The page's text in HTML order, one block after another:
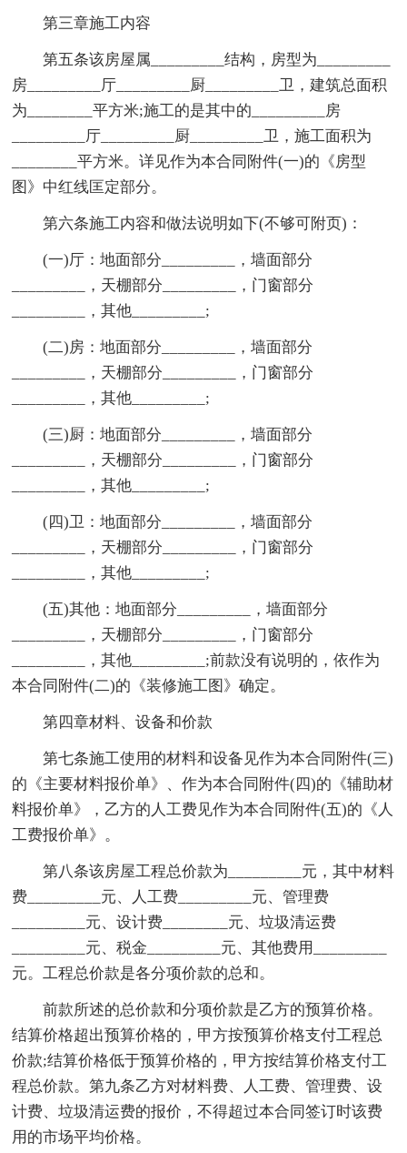
第三章施工内容
第五条该房屋属_________结构，房型为_________
房_________厅_________厨_________卫，建筑总面积
为________平方米;施工的是其中的_________房
_________厅_________厨_________卫，施工面积为
________平方米。详见作为本合同附件(一)的《房型
图》中红线匡定部分。
第六条施工内容和做法说明如下(不够可附页)：
(一)厅：地面部分_________，墙面部分
_________，天棚部分_________，门窗部分
_________，其他_________;
(二)房：地面部分_________，墙面部分
_________，天棚部分_________，门窗部分
_________，其他_________;
(三)厨：地面部分_________，墙面部分
_________，天棚部分_________，门窗部分
_________，其他_________;
(四)卫：地面部分_________，墙面部分
_________，天棚部分_________，门窗部分
_________，其他_________;
(五)其他：地面部分_________，墙面部分
_________，天棚部分_________，门窗部分
_________，其他_________;前款没有说明的，依作为
本合同附件(二)的《装修施工图》确定。
第四章材料、设备和价款
第七条施工使用的材料和设备见作为本合同附件(三)
的《主要材料报价单》、作为本合同附件(四)的《辅助材
料报价单》，乙方的人工费见作为本合同附件(五)的《人
工费报价单》。
第八条该房屋工程总价款为_________元，其中材料
费_________元、人工费_________元、管理费
_________元、设计费________元、垃圾清运费
_________元、税金_________元、其他费用_________
元。工程总价款是各分项价款的总和。
前款所述的总价款和分项价款是乙方的预算价格。
结算价格超出预算价格的，甲方按预算价格支付工程总
价款;结算价格低于预算价格的，甲方按结算价格支付工
程总价款。第九条乙方对材料费、人工费、管理费、设
计费、垃圾清运费的报价，不得超过本合同签订时该费
用的市场平均价格。